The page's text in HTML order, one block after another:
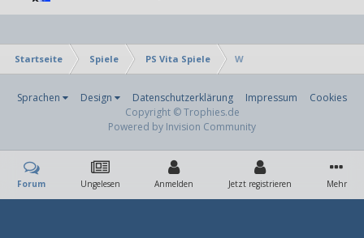
Startseite Spiele PS Vita Spiele W
Sprachen Design Datenschutzerklärung Impressum
Cookies
Copyright © Trophies.de
Powered by Invision Community
Forum Ungelesen Anmelden Jetzt registrieren Mehr